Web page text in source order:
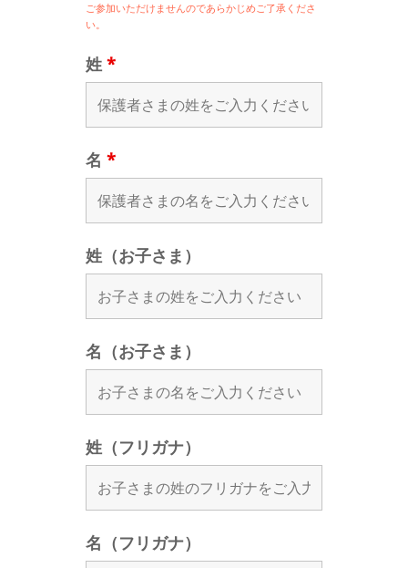
ご参加いただけませんのであらかじめご了承くださ
い。
姓 *
名 *
姓（お子さま）
名（お子さま）
姓（フリガナ）
名（フリガナ）